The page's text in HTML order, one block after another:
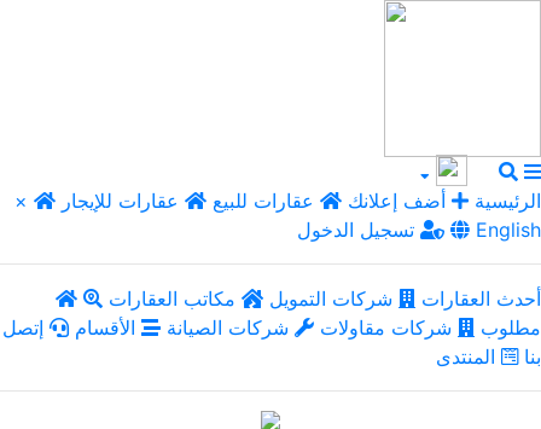
× الرئيسية أضف إعلانك عقارات للبيع
عقارات للإيجار
تسجيل الدخول
English
أحدث العقارات شركات التمويل
مكاتب العقارات
مطلوب
شركات مقاولات شركات الصيانة الأقسام
إتصل
بنا
المنتدى